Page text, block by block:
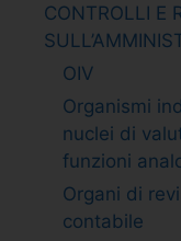
CONTROLLI E
OIV
Organismi
nuclei di
funzioni
Organi di
contabile